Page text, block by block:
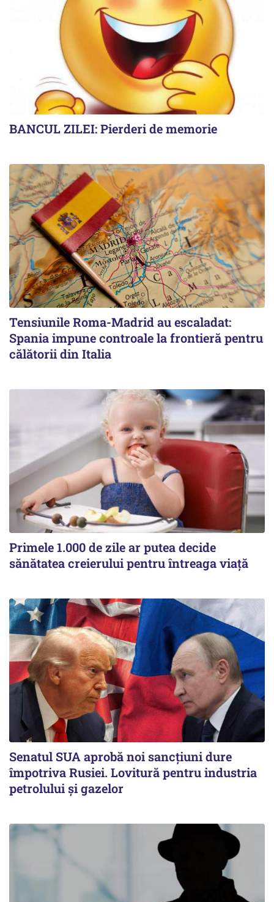
BANCUL ZILEI: Pierderi de memorie
Tensiunile Roma-Madrid au escaladat:
Spania impune controale la frontieră pentru
călătorii din Italia
Primele 1.000 de zile ar putea decide
sănătatea creierului pentru întreaga viață
Senatul SUA aprobă noi sancțiuni dure
împotriva Rusiei. Lovitură pentru industria
petrolului și gazelor